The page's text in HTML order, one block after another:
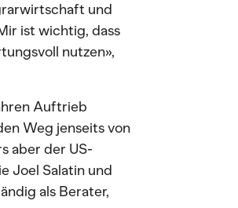
und
ist wichtig, dass
nutzen»,
Auftrieb
Weg jenseits von
aber der US-
Joel Salatin und
als Berater,